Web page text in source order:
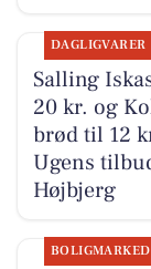
DAGLIGVARER
Salling
20 kr. og
brød til 12
Ugens
Højbjerg
BOLIGMARKED